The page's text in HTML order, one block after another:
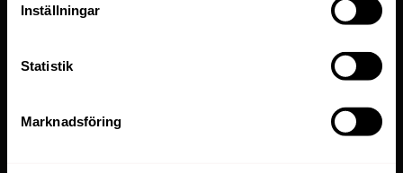
Inställningar
Statistik
Marknadsföring
Managed WordPress
WooCommerce
LiteSpeed Webbhotell